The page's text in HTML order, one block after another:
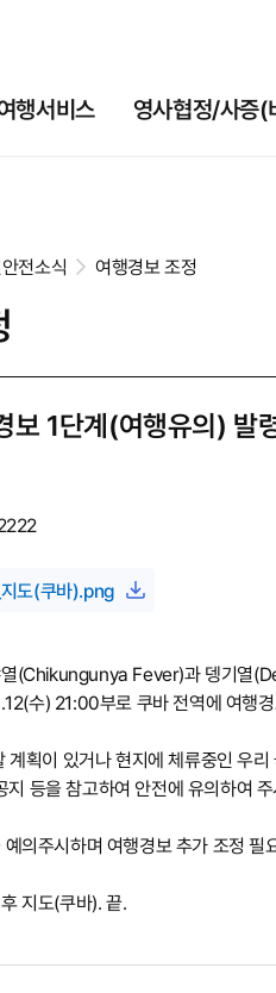
행서비스 영사협정/사증(
전소식 여행경보 조정
보 1단계(여행유의) 발
도(쿠바).png
(Chikungunya Fever)과 뎅기열
수) 21:00부로 쿠바 전역에 여행
획이 있거나 현지에 체류중인 우리
등을 참고하여 안전에 유의하여
의주시하며 여행경보 추가 조정 필
지도(쿠바). 끝.